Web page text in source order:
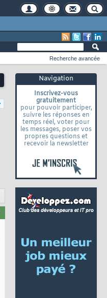
Navigation
Inscrivez-vous
gratuitement
pour pouvoir participer,
suivre les réponses en
temps réel, voter pour
les messages, poser vos
propres questions et
recevoir la newsletter
Recherche avancée